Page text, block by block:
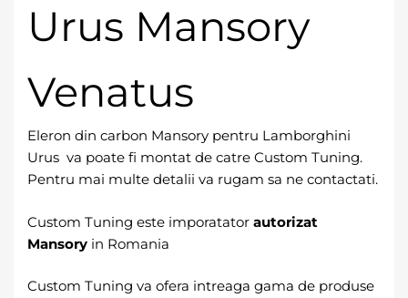
Urus Mansory
Venatus
Eleron din carbon Mansory pentru Lamborghini
Urus va poate fi montat de catre Custom Tuning.
Pentru mai multe detalii va rugam sa ne contactati.
Custom Tuning este imporatator autorizat
Mansory in Romania
Custom Tuning va ofera intreaga gama de produse